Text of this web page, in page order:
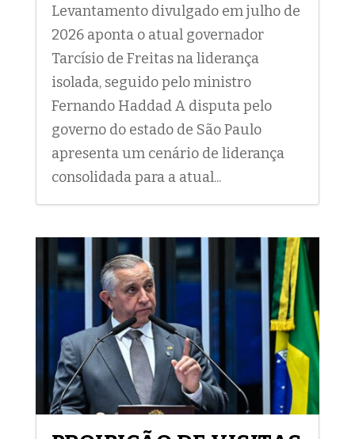
Levantamento divulgado em julho de
2026 aponta o atual governador
Tarcísio de Freitas na liderança
isolada, seguido pelo ministro
Fernando Haddad A disputa pelo
governo do estado de São Paulo
apresenta um cenário de liderança
consolidada para a atual...